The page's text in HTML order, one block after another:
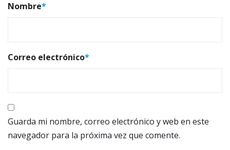
Nombre*
Correo electrónico*
Guarda mi nombre, correo electrónico y web en este
navegador para la próxima vez que comente.